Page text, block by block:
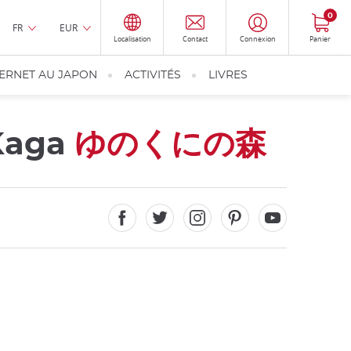
FR EUR
Localisation Contact Connexion Panier
0
AU JAPON ACTIVITÉS LIVRES
ゆのくにの森